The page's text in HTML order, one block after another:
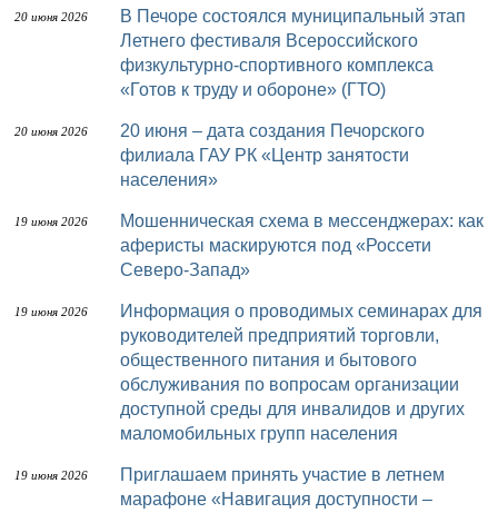
20 июня 2026
В Печоре состоялся муниципальный этап
Летнего фестиваля Всероссийского
физкультурно-спортивного комплекса
«Готов к труду и обороне» (ГТО)
20 июня 2026
20 июня – дата создания Печорского
филиала ГАУ РК «Центр занятости
населения»
19 июня 2026
Мошенническая схема в мессенджерах: как
аферисты маскируются под «Россети
Северо-Запад»
19 июня 2026
Информация о проводимых семинарах для
руководителей предприятий торговли,
общественного питания и бытового
обслуживания по вопросам организации
доступной среды для инвалидов и других
маломобильных групп населения
19 июня 2026
Приглашаем принять участие в летнем
марафоне «Навигация доступности –